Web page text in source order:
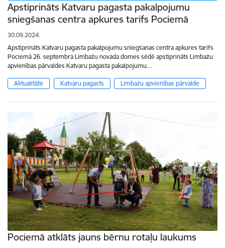
Apstiprināts Katvaru pagasta pakalpojumu
sniegšanas centra apkures tarifs Pociemā
30.09.2024.
Apstiprināts Katvaru pagasta pakalpojumu sniegšanas centra apkures tarifs
Pociemā 26. septembra Limbažu novada domes sēdē apstiprināts Limbažu
apvienības pārvaldes Katvaru pagasta pakalpojumu…
Aktualitāte Katvaru pagasts Limbažu apvienības pārvalde
Pociemā atklāts jauns bērnu rotaļu laukums